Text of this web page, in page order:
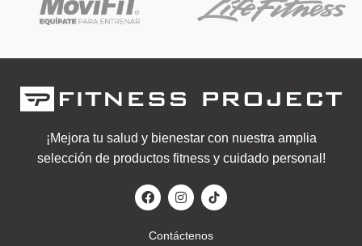
¡Mejora tu salud y bienestar con nuestra amplia
selección de productos fitness y cuidado personal!
Contáctenos